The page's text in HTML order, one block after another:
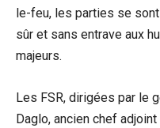
le-feu, les parties se
sûr et sans entrave aux
majeurs.
Les FSR, dirigées par le
Daglo, ancien chef